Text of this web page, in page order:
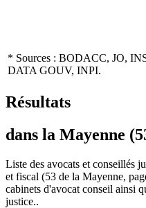
* Sources : BODACC, JO,
DATA GOUV, INPI.
Résultats
dans la Mayenne
Liste des avocats et conseillés
et fiscal (53 de la Mayenne,
cabinets d'avocat conseil ainsi
justice..